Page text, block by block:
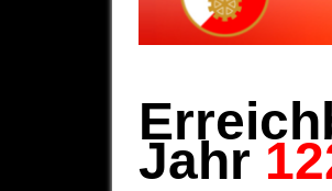
Jahr